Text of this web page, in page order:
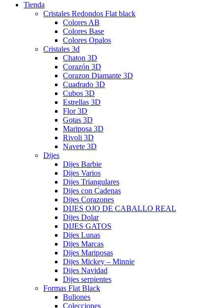
Tienda
Cristales Redondos Flat black
Colores AB
Colores Base
Colores Opalos
Cristales 3d
Chaton 3D
Corazón 3D
Corazon Diamante 3D
Cuadrado 3D
Cubos 3D
Estrellas 3D
Flor 3D
Gotas 3D
Mariposa 3D
Rivoli 3D
Navete 3D
Dijes
Dijes Barbie
Dijes Varios
Dijes Triangulares
Dijes con Cadenas
Dijes Corazones
DIJES OJO DE CABALLO REAL
Dijes Dolar
DIJES GATOS
Dijes Lunas
Dijes Marcas
Dijes Mariposas
Dijes Mickey – Minnie
Dijes Navidad
Dijes serpientes
Formas Flat Black
Buliones
Colecciones